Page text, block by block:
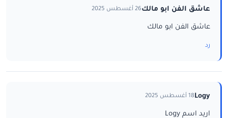
عاشق الفن ابو مالك26 أغسطس 2025
عاشق الفن ابو مالك
رد
Logy18 أغسطس 2025
اريد اسم Logy